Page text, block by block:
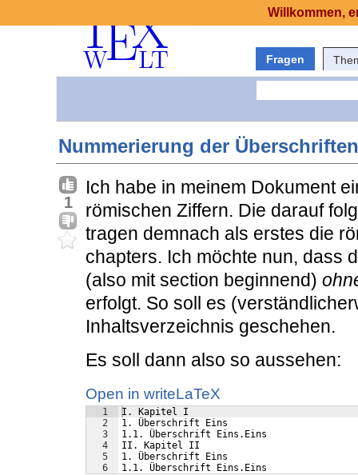
Fragen
Nummerierung der
1
Ich habe in meinem Dokument
römischen Ziffern. Die darauf
tragen demnach als erstes die
chapters. Ich möchte nun, dass
(also mit section beginnend)
erfolgt. So soll es
Inhaltsverzeichnis geschehen.
Es soll dann also so aussehen:
Open in writeLaTeX
1
2
3
4
5
6
I. Kapitel I
1. Überschrift Eins
1.1. Überschrift Eins.Eins
II. Kapitel II
1. Überschrift Eins
1.1. Überschrift Eins.Eins
Willkommen,